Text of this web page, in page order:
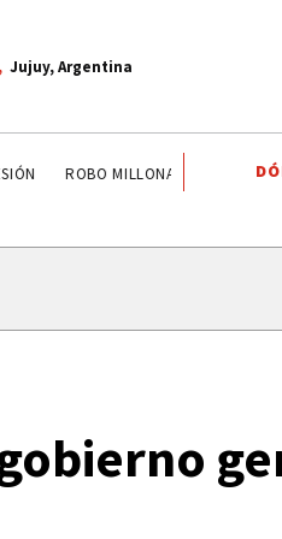
, Jujuy, Argentina
ALTO COMEDERO